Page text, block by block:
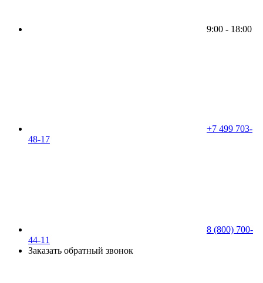
9:00 - 18:00
+7 499 703-
48-17
8 (800) 700-
44-11
Заказать обратный звонок